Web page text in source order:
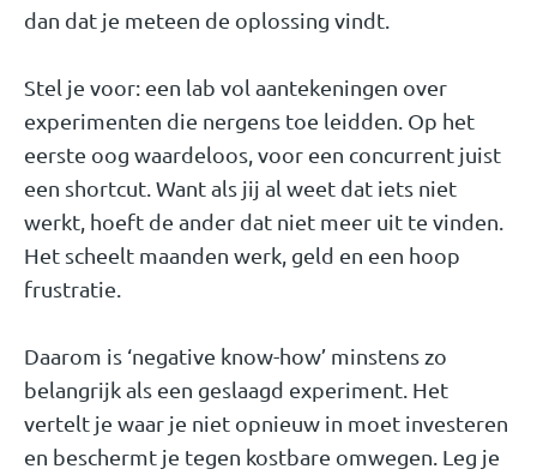
dan dat je meteen de oplossing vindt.
Stel je voor: een lab vol aantekeningen over
experimenten die nergens toe leidden. Op het
eerste oog waardeloos, voor een concurrent juist
een shortcut. Want als jij al weet dat iets niet
werkt, hoeft de ander dat niet meer uit te vinden.
Het scheelt maanden werk, geld en een hoop
frustratie.
Daarom is ‘negative know-how’ minstens zo
belangrijk als een geslaagd experiment. Het
vertelt je waar je niet opnieuw in moet investeren
en beschermt je tegen kostbare omwegen. Leg je